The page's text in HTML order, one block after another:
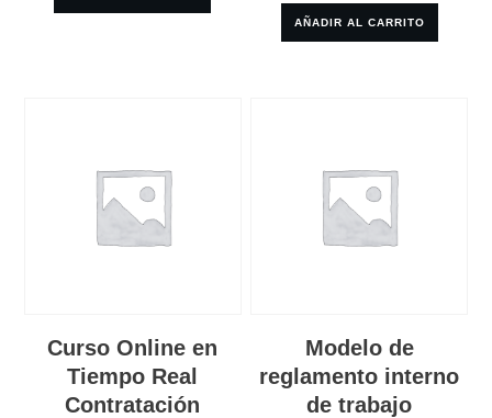
AÑADIR AL CARRITO
Curso Online en
Tiempo Real
Contratación
Modelo de
reglamento interno
de trabajo